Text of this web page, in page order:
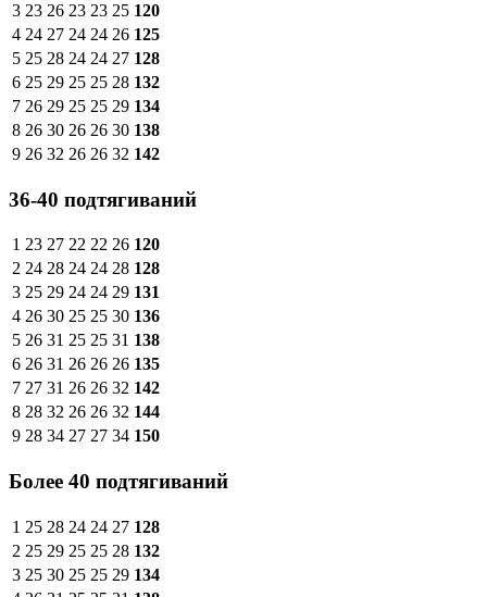
3 23 26 23 23 25 120
4 24 27 24 24 26 125
5 25 28 24 24 27 128
6 25 29 25 25 28 132
7 26 29 25 25 29 134
8 26 30 26 26 30 138
9 26 32 26 26 32 142
36-40 подтягиваний
1 23 27 22 22 26 120
2 24 28 24 24 28 128
3 25 29 24 24 29 131
4 26 30 25 25 30 136
5 26 31 25 25 31 138
6 26 31 26 26 26 135
7 27 31 26 26 32 142
8 28 32 26 26 32 144
9 28 34 27 27 34 150
Более 40 подтягиваний
1 25 28 24 24 27 128
2 25 29 25 25 28 132
3 25 30 25 25 29 134